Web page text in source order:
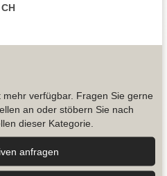
verfügbar. Fragen Sie gerne
an oder stöbern Sie nach
dieser Kategorie.
anfragen